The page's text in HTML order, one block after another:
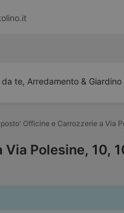
da te, Arredamento & Giardino
posto' Officine e Carrozzerie a Via
Polesine, 10,